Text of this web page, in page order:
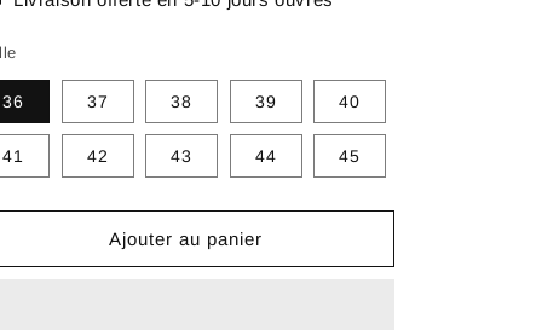
36 37 38 39 40
41 42 43 44 45
Ajouter au panier